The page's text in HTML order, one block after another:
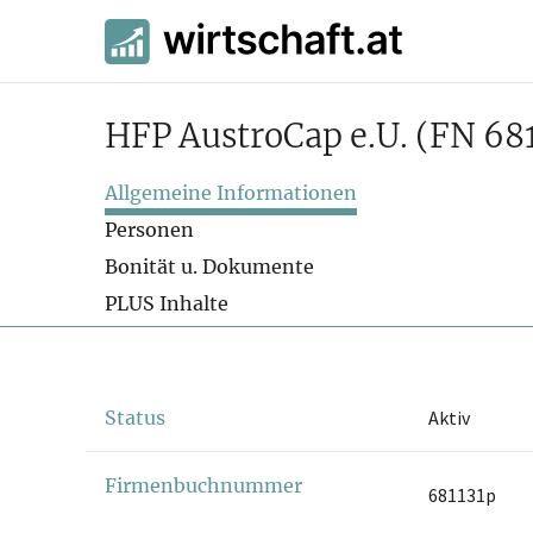
HFP AustroCap e.U. (FN
Allgemeine Informationen
Personen
Bonität u. Dokumente
PLUS Inhalte
Status Aktiv
Firmenbuchnummer 681131p